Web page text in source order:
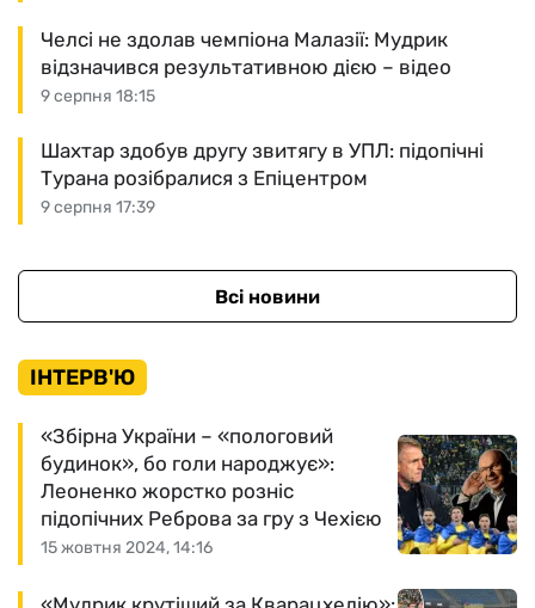
9 серпня 18:15
Челсі не здолав чемпіона Малазії: Мудрик
відзначився результативною дією – відео
9 серпня 17:39
Шахтар здобув другу звитягу в УПЛ: підопічні
Турана розібралися з Епіцентром
Всі новини
ІНТЕРВ'Ю
15 жовтня 2024, 14:16
«Збірна України – «пологовий
будинок», бо голи народжує»:
Леоненко жорстко розніс
підопічних Реброва за гру з Чехією